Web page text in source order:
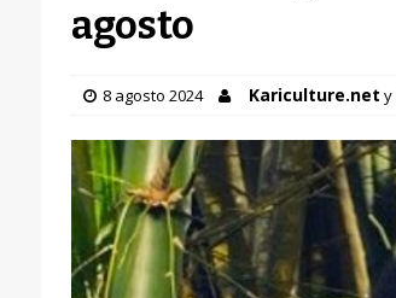
agosto
8 agosto 2024 Kariculture.net y